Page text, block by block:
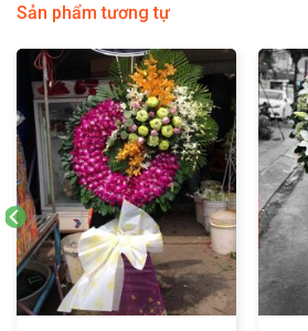
Sản phẩm tương tự